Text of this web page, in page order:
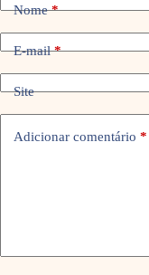
Nome*
E-mail*
Site
Adicionar comentário *